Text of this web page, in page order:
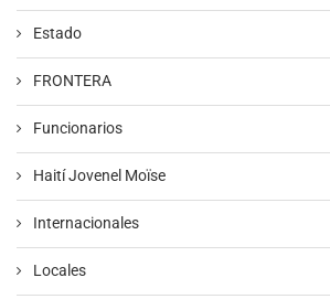
Estado
FRONTERA
Funcionarios
Haití Jovenel Moïse
Internacionales
Locales